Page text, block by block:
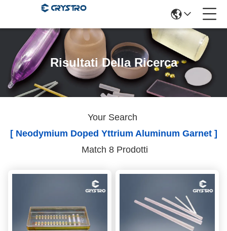
Risultati Della Ricerca
Your Search
[ Neodymium Doped Yttrium Aluminum Garnet ]
Match 8 Prodotti